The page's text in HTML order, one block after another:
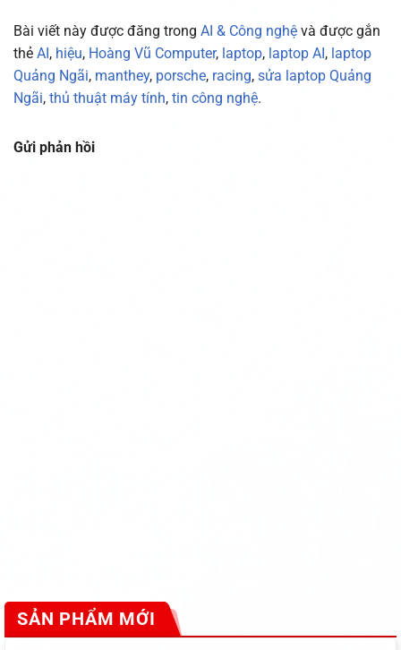
Bài viết này được đăng trong AI & Công nghệ và được gắn
thẻ AI, hiệu, Hoàng Vũ Computer, laptop, laptop AI, laptop
Quảng Ngãi, manthey, porsche, racing, sửa laptop Quảng
Ngãi, thủ thuật máy tính, tin công nghệ.
Gửi phản hồi
SẢN PHẨM MỚI